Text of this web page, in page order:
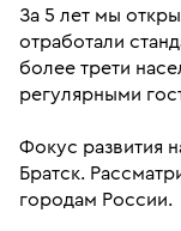
За 5 лет мы
отработали
более трети
регулярными
Фокус развития
Братск.
городам России.